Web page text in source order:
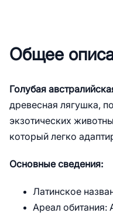
условиях
Кормление
5.Здоровье и
Типичные
6.Разведение
Голубая
домашний
Общее
Голубая
древесная лягушка,
экзотических
который легко
Основные сведения:
Латинское
Ареал обитания: